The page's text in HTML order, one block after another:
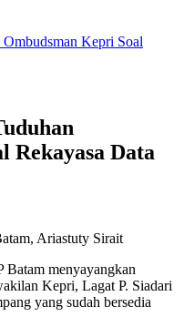
Kepri Soal
Rekayasa Data
Ariastuty Sirait
Batam menyayangkan
Kepri, Lagat P. Siadari
yang sudah bersedia